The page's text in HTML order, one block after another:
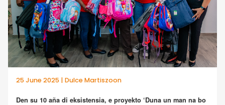
25 June 2025 | Dulce Martiszoon
Den su 10 aña di eksistensia, e proyekto ‘Duna un man na bo